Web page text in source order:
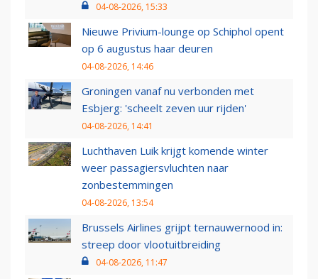
04-08-2026, 15:33
Nieuwe Privium-lounge op Schiphol opent
op 6 augustus haar deuren
04-08-2026, 14:46
Groningen vanaf nu verbonden met
Esbjerg: 'scheelt zeven uur rijden'
04-08-2026, 14:41
Luchthaven Luik krijgt komende winter
weer passagiersvluchten naar
zonbestemmingen
04-08-2026, 13:54
Brussels Airlines grijpt ternauwernood in:
streep door vlootuitbreiding
04-08-2026, 11:47